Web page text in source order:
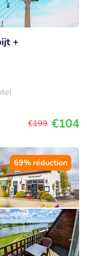
+
€199 €104
69% réduction